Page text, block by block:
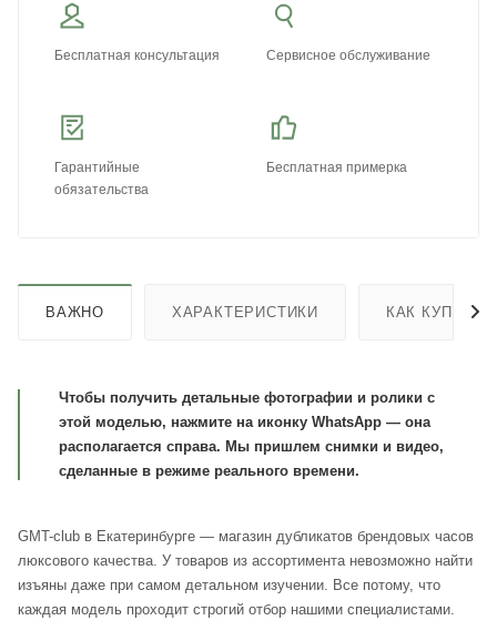
Бесплатная консультация Сервисное обслуживание
Гарантийные
обязательства
Бесплатная примерка
ВАЖНО ХАРАКТЕРИСТИКИ КАК КУПИТЬ
Чтобы получить детальные фотографии и ролики с
этой моделью, нажмите на иконку WhatsApp — она
располагается справа. Мы пришлем снимки и видео,
сделанные в режиме реального времени.
GMT-club в Екатеринбурге — магазин дубликатов брендовых часов
люксового качества. У товаров из ассортимента невозможно найти
изъяны даже при самом детальном изучении. Все потому, что
каждая модель проходит строгий отбор нашими специалистами.